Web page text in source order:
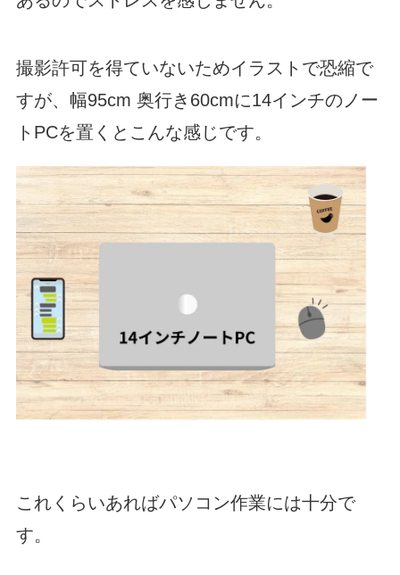
撮影許可を得ていないためイラストで恐縮で
すが、幅95cm 奥行き60cmに14インチのノー
トPCを置くとこんな感じです。
これくらいあればパソコン作業には十分で
す。